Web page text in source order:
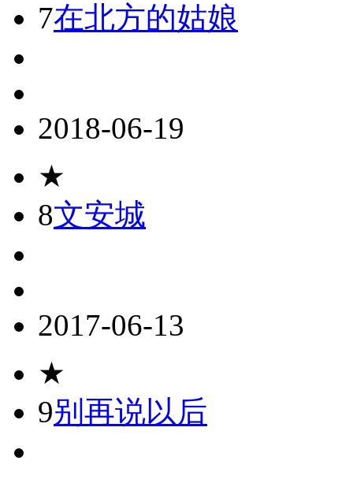
7在北方的姑娘
2018-06-19
★
8文安城
2017-06-13
★
9别再说以后